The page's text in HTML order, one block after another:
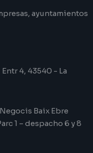
ayuntamientos
4, 43540 - La
Baix Ebre
1 – despacho 6 y 8